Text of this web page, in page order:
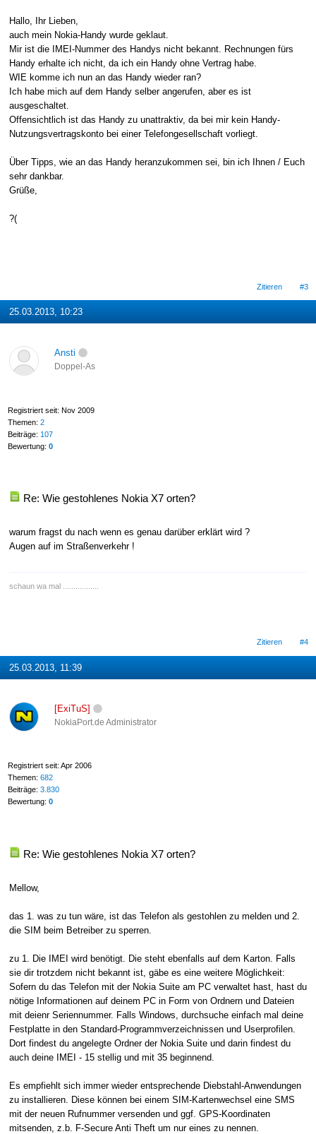
Hallo, Ihr Lieben,
auch mein Nokia-Handy wurde geklaut.
Mir ist die IMEI-Nummer des Handys nicht bekannt. Rechnungen fürs
Handy erhalte ich nicht, da ich ein Handy ohne Vertrag habe.
WIE komme ich nun an das Handy wieder ran?
Ich habe mich auf dem Handy selber angerufen, aber es ist
ausgeschaltet.
Offensichtlich ist das Handy zu unattraktiv, da bei mir kein Handy-
Nutzungsvertragskonto bei einer Telefongesellschaft vorliegt.
Über Tipps, wie an das Handy heranzukommen sei, bin ich Ihnen / Euch
sehr dankbar.
Grüße,
?(
Zitieren #3
25.03.2013, 10:23
Ansti
Doppel-As
Registriert seit: Nov 2009
Themen: 2
Beiträge: 107
Bewertung: 0
Re: Wie gestohlenes Nokia X7 orten?
warum fragst du nach wenn es genau darüber erklärt wird ?
Augen auf im Straßenverkehr !
schaun wa mal .................
Zitieren #4
25.03.2013, 11:39
[ExiTuS]
NokiaPort.de Administrator
Registriert seit: Apr 2006
Themen: 682
Beiträge: 3.830
Bewertung: 0
Re: Wie gestohlenes Nokia X7 orten?
Mellow,
das 1. was zu tun wäre, ist das Telefon als gestohlen zu melden und 2.
die SIM beim Betreiber zu sperren.
zu 1. Die IMEI wird benötigt. Die steht ebenfalls auf dem Karton. Falls
sie dir trotzdem nicht bekannt ist, gäbe es eine weitere Möglichkeit:
Sofern du das Telefon mit der Nokia Suite am PC verwaltet hast, hast du
nötige Informationen auf deinem PC in Form von Ordnern und Dateien
mit deienr Seriennummer. Falls Windows, durchsuche einfach mal deine
Festplatte in den Standard-Programmverzeichnissen und Userprofilen.
Dort findest du angelegte Ordner der Nokia Suite und darin findest du
auch deine IMEI - 15 stellig und mit 35 beginnend.
Es empfiehlt sich immer wieder entsprechende Diebstahl-Anwendungen
zu installieren. Diese können bei einem SIM-Kartenwechsel eine SMS
mit der neuen Rufnummer versenden und ggf. GPS-Koordinaten
mitsenden, z.b. F-Secure Anti Theft um nur eines zu nennen.